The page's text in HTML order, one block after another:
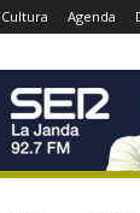
Cultura Agenda